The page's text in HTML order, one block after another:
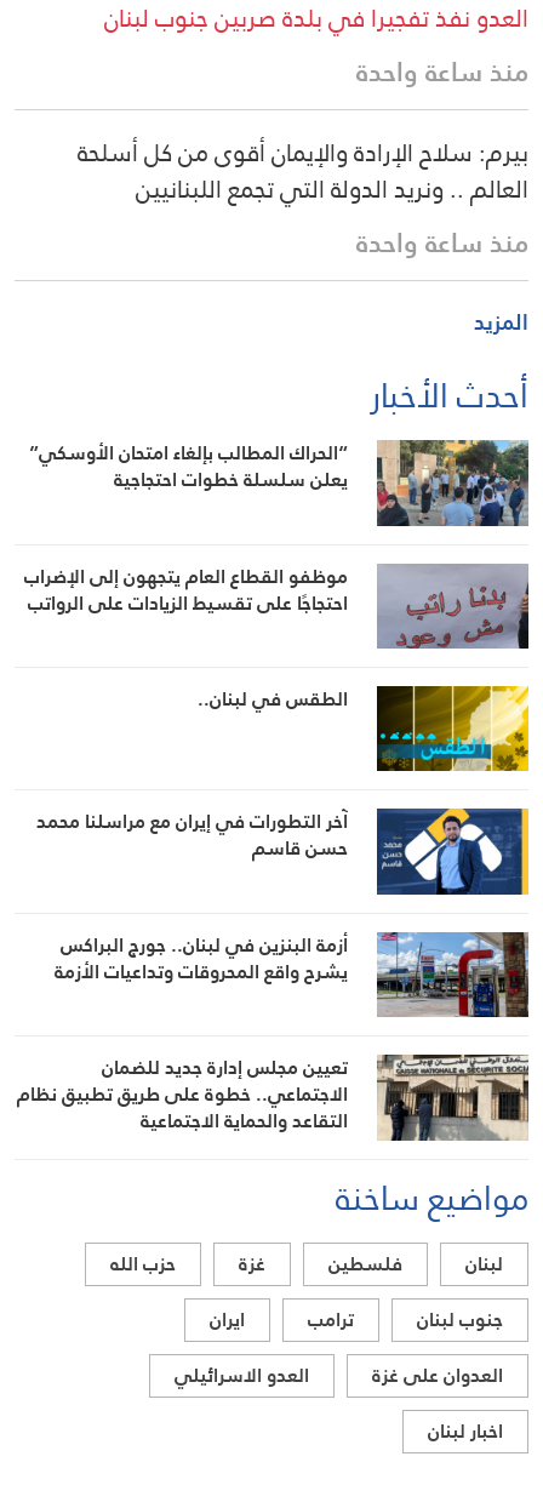
العدو نفذ تفجيرا في بلدة صربين جنوب لبنان
منذ ساعة واحدة
بيرم: سلاح الإرادة والإيمان أقوى من كل أسلحة
العالم .. ونريد الدولة التي تجمع اللبنانيين
منذ ساعة واحدة
المزيد
أحدث الأخبار
“الحراك المطالب بإلغاء امتحان الأوسكي”
يعلن سلسلة خطوات احتجاجية
موظفو القطاع العام يتجهون إلى الإضراب
احتجاجًا على تقسيط الزيادات على الرواتب
الطقس في لبنان..
آخر التطورات في إيران مع مراسلنا محمد
حسن قاسم
أزمة البنزين في لبنان.. جورج البراكس
يشرح واقع المحروقات وتداعيات الأزمة
تعيين مجلس إدارة جديد للضمان
الاجتماعي.. خطوة على طريق تطبيق نظام
التقاعد والحماية الاجتماعية
مواضيع ساخنة
لبنان فلسطين غزة
حزب الله
جنوب لبنان
ترامب
ايران
العدوان على غزة
العدو الاسرائيلي
اخبار لبنان